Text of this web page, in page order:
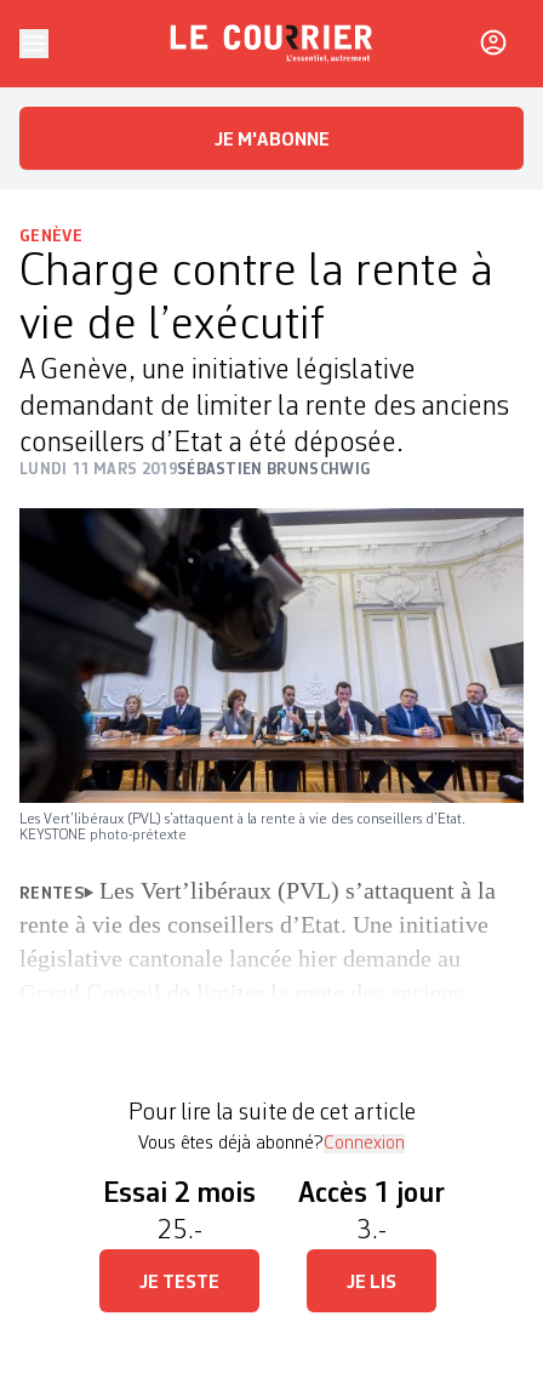
Le CourrierL'essentiel, autrement
JE M'ABONNE
GENÈVE
Charge contre la rente à
vie de l’exécutif
A Genève, une initiative législative
demandant de limiter la rente des anciens
conseillers d’Etat a été déposée.
LUNDI 11 MARS 2019SÉBASTIEN BRUNSCHWIG
Les Vert’libéraux (PVL) s’attaquent à la rente à vie des conseillers d’Etat.
KEYSTONE photo-prétexte
RENTES
Les Vert’libéraux (PVL) s’attaquent à la
rente à vie des conseillers d’Etat. Une initiative
législative cantonale lancée hier demande au
précise Jérôme Fontana, président du PVL en […]
Pour lire la suite de cet article
Vous êtes déjà abonné?Connexion
Essai 2 mois
25.-
JE TESTE
Accès 1 jour
3.-
JE LIS